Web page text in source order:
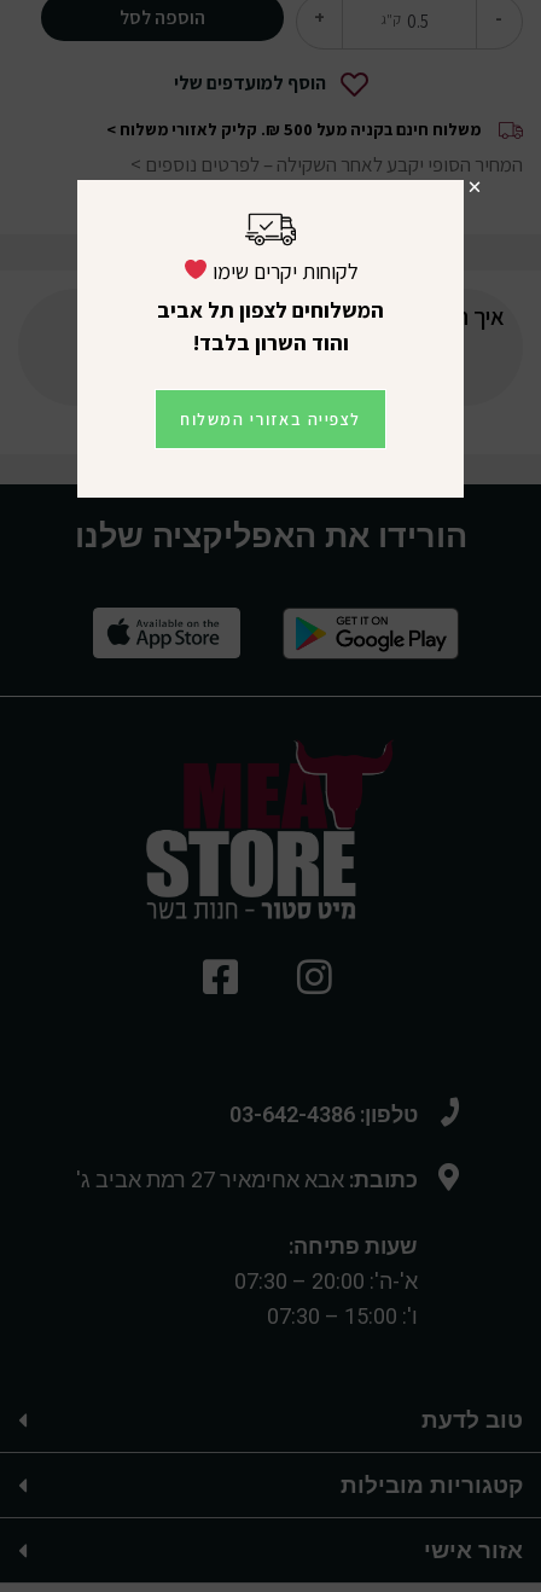
- ק"ג + הוספה לסל
הוסף למועדפים שלי
משלוח חינם בקניה מעל 500 ₪. קליק לאזורי משלוח >
המחיר הסופי יקבע לאחר השקילה – לפרטים נוספים >
איך תדרגו את המוצר?
הורידו את האפליקציה שלנו
טלפון: 03-642-4386
כתובת: אבא אחימאיר 27 רמת אביב ג'
שעות פתיחה:
א'-ה': 20:00 – 07:30
ו': 15:00 – 07:30
טוב לדעת
קטגוריות מובילות
אזור אישי
לקוחות יקרים שימו
המשלוחים לצפון תל אביב
והוד השרון בלבד!
לצפייה באזורי המשלוח